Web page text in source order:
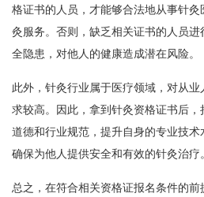
格证书的人员，才能够合法地从事针
灸服务。否则，缺乏相关证书的人员
全隐患，对他人的健康造成潜在风险。
此外，针灸行业属于医疗领域，对从
求较高。因此，拿到针灸资格证书后
道德和行业规范，提升自身的专业技
确保为他人提供安全和有效的针灸治疗。
总之，在符合相关资格证报名条件的